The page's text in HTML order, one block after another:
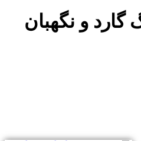
و نگهبان